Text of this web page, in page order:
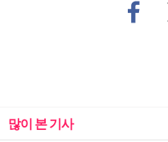
많이 본 기사